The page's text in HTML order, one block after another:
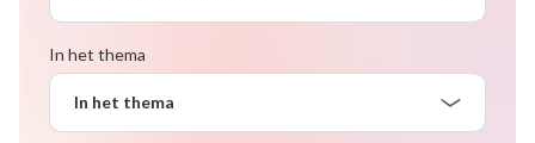
In het thema
In het thema